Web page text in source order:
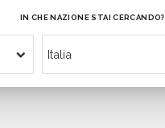
IN CHE NAZIONE STAI CERCANDO?